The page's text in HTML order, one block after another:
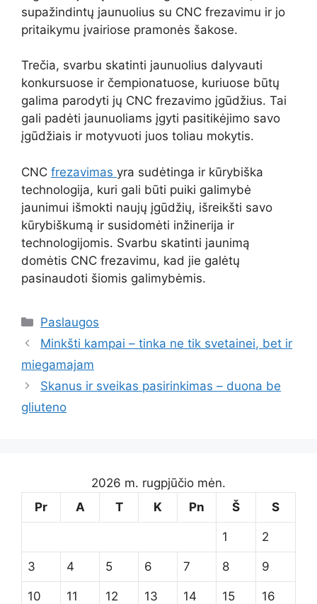
supažindintų jaunuolius su CNC frezavimu ir jo
pritaikymu įvairiose pramonės šakose.
Trečia, svarbu skatinti jaunuolius dalyvauti
konkursuose ir čempionatuose, kuriuose būtų
galima parodyti jų CNC frezavimo įgūdžius. Tai
gali padėti jaunuoliams įgyti pasitikėjimo savo
įgūdžiais ir motyvuoti juos toliau mokytis.
CNC frezavimas yra sudėtinga ir kūrybiška
technologija, kuri gali būti puiki galimybė
jaunimui išmokti naujų įgūdžių, išreikšti savo
kūrybiškumą ir susidomėti inžinerija ir
technologijomis. Svarbu skatinti jaunimą
domėtis CNC frezavimu, kad jie galėtų
pasinaudoti šiomis galimybėmis.
Kategorijos
Paslaugos
Minkšti kampai – tinka ne tik svetainei, bet ir
miegamajam
Skanus ir sveikas pasirinkimas – duona be
gliuteno
2026 m. rugpjūčio mėn.
Pr
A T K Pn Š S
1 2
3 4 5 6 7 8 9
10 11 12 13 14 15 16